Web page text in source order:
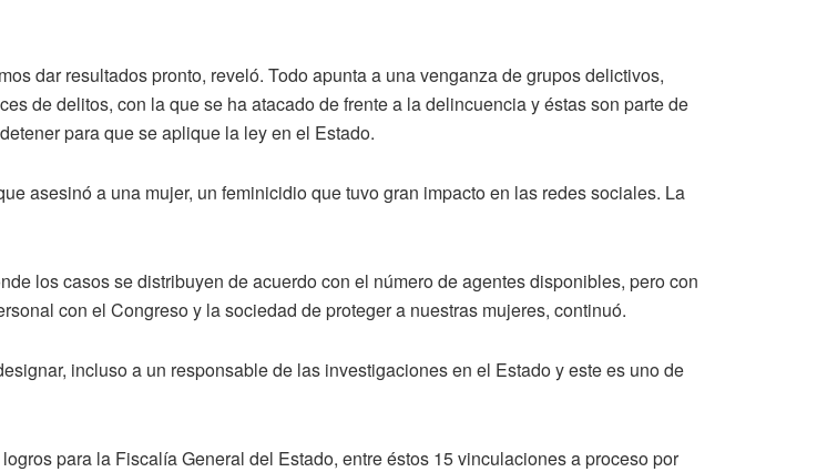
dar resultados pronto, reveló. Todo apunta a una venganza de grupos delictivos,
de delitos, con la que se ha atacado de frente a la delincuencia y éstas son parte de
para que se aplique la ley en el Estado.
asesinó a una mujer, un feminicidio que tuvo gran impacto en las redes sociales. La
los casos se distribuyen de acuerdo con el número de agentes disponibles, pero con
con el Congreso y la sociedad de proteger a nuestras mujeres, continuó.
incluso a un responsable de las investigaciones en el Estado y este es uno de
para la Fiscalía General del Estado, entre éstos 15 vinculaciones a proceso por